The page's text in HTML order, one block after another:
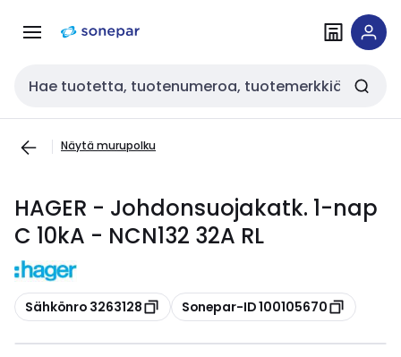
navigointiinsisältöön
Haku
Näytä murupolku
HAGER - Johdonsuojakatk. 1-nap
C 10kA - NCN132 32A RL
Kopioi
Sähkönro 3263128 Kopioi
Sonepar-ID 100105670